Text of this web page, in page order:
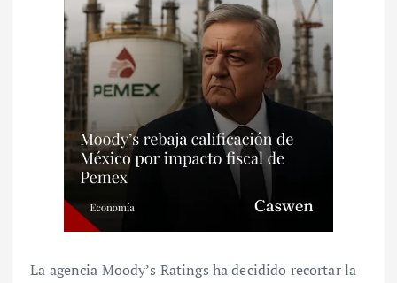
La agencia Moody’s Ratings ha decidido recortar la